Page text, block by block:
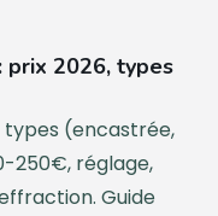
2026, types
(encastrée,
250€, réglage,
Guide